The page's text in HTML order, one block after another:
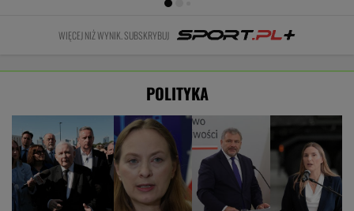
WIĘCEJ NIŻ WYNIK. SUBSKRYBUJ
POLITYKA